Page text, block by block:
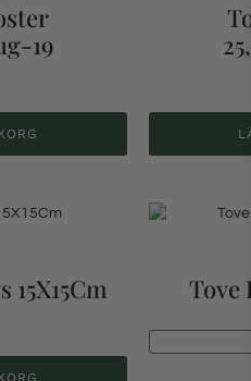
19
Tove